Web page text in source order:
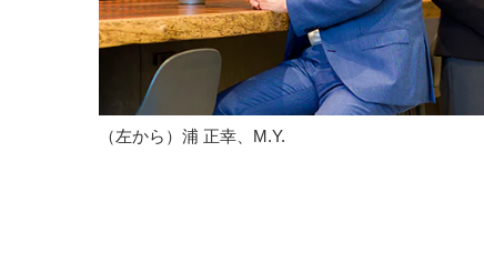
（左から）浦 正幸、M.Y.